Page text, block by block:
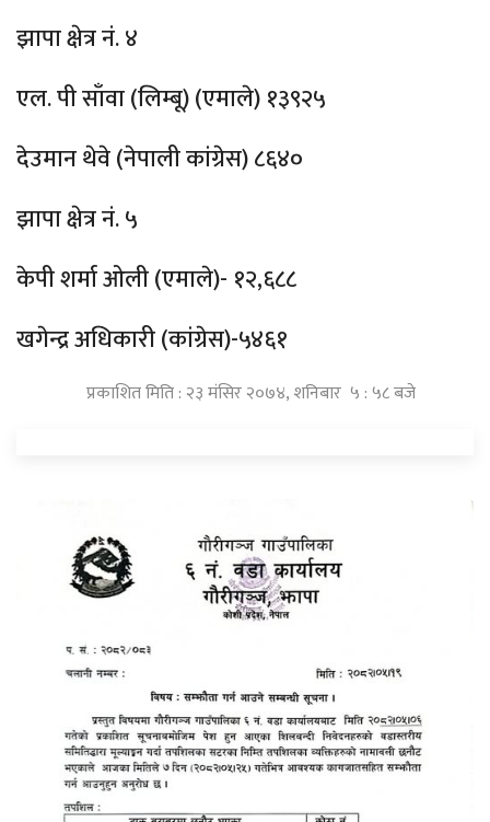
झापा क्षेत्र नं. ४
एल. पी साँवा (लिम्बू) (एमाले) १३९२५
देउमान थेवे (नेपाली कांग्रेस) ८६४०
झापा क्षेत्र नं. ५
केपी शर्मा ओली (एमाले)- १२,६८८
खगेन्द्र अधिकारी (कांग्रेस)-५४६१
प्रकाशित मिति : २३ मंसिर २०७४, शनिबार ५ : ५८ बजे